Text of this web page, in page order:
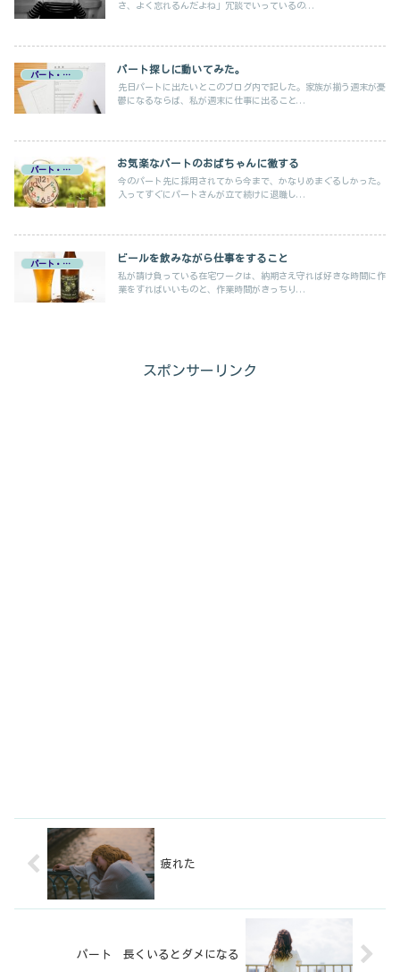
さ、よく忘れるんだよね」冗談でいっているの...
パート・在宅ワーク
パート探しに動いてみた。
先日パートに出たいとこのブログ内で記した。家族が揃う週末が憂
鬱になるならば、私が週末に仕事に出ること...
パート・在宅ワーク
お気楽なパートのおばちゃんに徹する
今のパート先に採用されてから今まで、かなりめまぐるしかった。
入ってすぐにパートさんが立て続けに退職し...
パート・在宅ワーク
ビールを飲みながら仕事をすること
私が請け負っている在宅ワークは、納期さえ守れば好きな時間に作
業をすればいいものと、作業時間がきっちり...
スポンサーリンク
疲れた
パート 長くいるとダメになる